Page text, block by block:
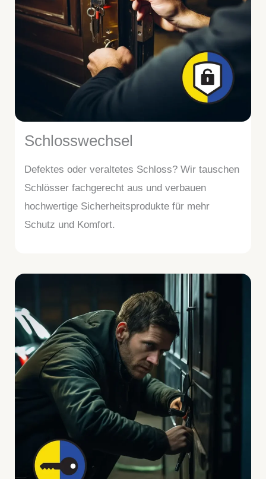
Schlosswechsel
Defektes oder veraltetes Schloss? Wir tauschen
Schlösser fachgerecht aus und verbauen
hochwertige Sicherheitsprodukte für mehr
Schutz und Komfort.